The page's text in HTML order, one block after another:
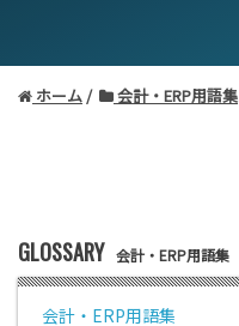
ホーム 会計・ERP用語集
GLOSSARY 会計・ERP用語集
会計・ERP用語集